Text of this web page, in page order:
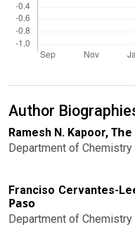
Author
Ramesh N. Kapoor, The
Department of Chemistry
Franciso Cervantes-
Paso
Department of Chemistry